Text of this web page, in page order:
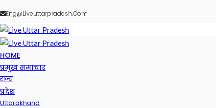
Eng@liveuttarpradesh.com
HOME
प्रमुख समाचार
राज्य
प्रदेश
Uttarakhand